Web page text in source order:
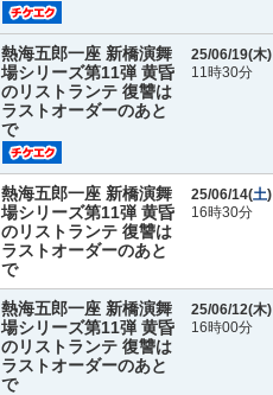
熱海五郎一座 新橋演舞
場シリーズ第11弾 黄昏
のリストランテ 復讐は
ラストオーダーのあと
で
25/06/19(木)
11時30分
熱海五郎一座 新橋演舞
場シリーズ第11弾 黄昏
のリストランテ 復讐は
ラストオーダーのあと
で
25/06/14(土)
16時30分
熱海五郎一座 新橋演舞
場シリーズ第11弾 黄昏
のリストランテ 復讐は
ラストオーダーのあと
で
25/06/12(木)
16時00分